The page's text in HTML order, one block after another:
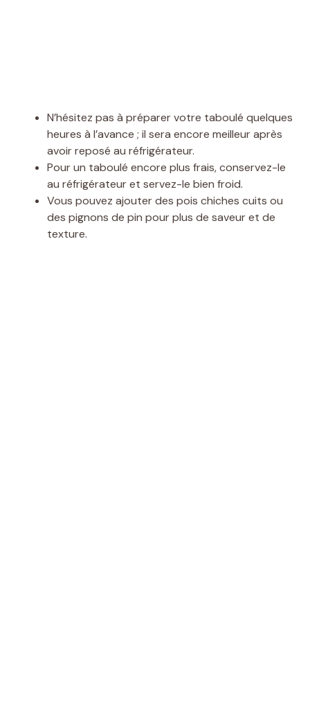
N’hésitez pas à préparer votre taboulé quelques
heures à l’avance ; il sera encore meilleur après
avoir reposé au réfrigérateur.
Pour un taboulé encore plus frais, conservez-le
au réfrigérateur et servez-le bien froid.
Vous pouvez ajouter des pois chiches cuits ou
des pignons de pin pour plus de saveur et de
texture.